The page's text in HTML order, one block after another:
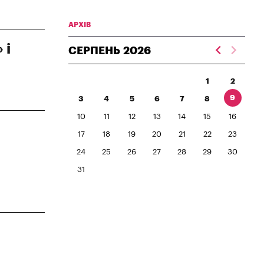
АРХІВ
СЕРПЕНЬ 2026
1 2
3 4 5 6 7 8 9
10 11 12 13 14 15 16
17 18 19 20 21 22 23
24 25 26 27 28 29 30
31